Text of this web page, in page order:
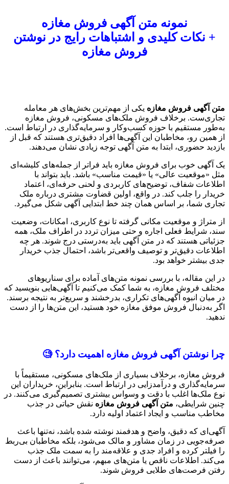
نمونه متن آگهی فروش مغازه
+ نکات کلیدی و اشتباهات رایج در نوشتن
فروش مغازه
متن آگهی فروش مغازه یکی از مهم‌ترین بخش‌های هر معامله
تجاری‌ست. برخلاف فروش ملک‌های مسکونی، فروش مغازه
به‌طور مستقیم با حوزه کسب‌وکار و سرمایه‌گذاری در ارتباط است.
از همین رو، مخاطبان این آگهی‌ها افراد دقیق‌تری هستند که قبل از
بازدید حضوری، ابتدا به متن آگهی توجه زیادی نشان می‌دهند.
یک آگهی خوب برای فروش مغازه باید فراتر از جمله‌های کلیشه‌ای
مثل «موقعیت عالی» یا «قیمت مناسب» باشد. باید بتواند با
اطلاعات شفاف، توضیح‌های کاربردی و لحنی حرفه‌ای، اعتماد
خریدار را جلب کند. در واقع، اولین قضاوت مشتری درباره ملک
تجاری شما، بر اساس همان چند خط ابتدایی آگهی شکل می‌گیرد.
از متراژ و موقعیت مکانی گرفته تا نوع کاربری، امکانات، وضعیت
سند، شرایط فعلی اجاره و حتی میزان تردد در اطراف ملک، همه
جزئیاتی هستند که در متن آگهی باید به‌درستی درج شوند. هر چه
اطلاعات دقیق‌تر و توصیف واقعی‌تر باشد، احتمال جذب خریدار
جدی بیشتر خواهد بود.
در این مقاله، با بررسی نمونه متن‌های آماده برای سناریوهای
مختلف فروش مغازه، به شما کمک می‌کنیم تا آگهی‌هایی بنویسید که
در میان انبوه آگهی‌های تکراری، بدرخشند و سریع‌تر به نتیجه برسند.
اگر به‌دنبال فروش موفق مغازه خود هستید، این متن‌ها را از دست
ندهید.
چرا نوشتن آگهی فروش مغازه اهمیت دارد؟ 🧐
فروش مغازه، برخلاف بسیاری از ملک‌های مسکونی، مستقیماً با
سرمایه‌گذاری و درآمدزایی در ارتباط است. بنابراین، خریداران این
نوع ملک‌ها اغلب با دقت و وسواس بیشتری تصمیم‌گیری می‌کنند. در
چنین شرایطی، متن آگهی فروش مغازه نقش حیاتی در جذب
مخاطب مناسب و ایجاد اعتماد اولیه دارد.
آگهی‌ای که دقیق، واضح و هدفمند نوشته شده باشد، نه‌تنها باعث
صرفه‌جویی در زمان مشاور و مالک می‌شود، بلکه مخاطبان بی‌ربط
را فیلتر کرده و افراد جدی و علاقه‌مند را به سمت ملک جذب
می‌کند. اطلاعات ناقص یا متن‌های مبهم، می‌توانند باعث از دست
رفتن فرصت‌های طلایی فروش شوند.